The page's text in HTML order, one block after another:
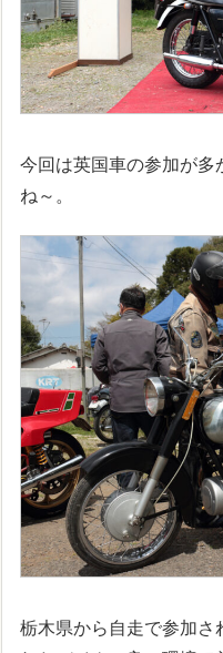
今回は英国車の参加が
ね～。
栃木県から自走で参加